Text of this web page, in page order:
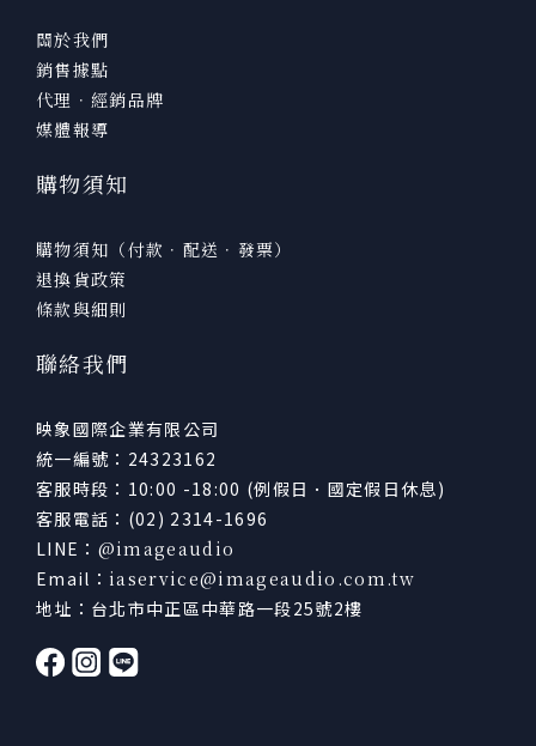
關於我們
銷售據點
代理．經銷品牌
媒體報導
購物須知
購物須知（付款．配送．發票）
退換貨政策
條款與細則
聯絡我們
映象國際企業有限公司
統一編號：24323162
客服時段：10:00 -18:00 (例假日．國定假日休息)
客服電話：(02) 2314-1696
LINE： @imageaudio
Email： iaservice@imageaudio.com.tw
地址：台北市中正區中華路一段25號2樓